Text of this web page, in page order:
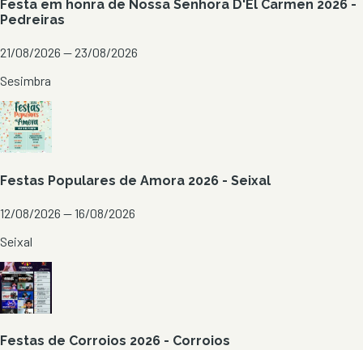
Festa em honra de Nossa Senhora D'El Carmen 2026 -
Pedreiras
21/08/2026 — 23/08/2026
Sesimbra
Festas Populares de Amora 2026 - Seixal
12/08/2026 — 16/08/2026
Seixal
Festas de Corroios 2026 - Corroios